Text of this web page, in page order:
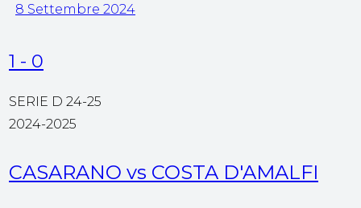
8 Settembre 2024
1 - 0
SERIE D 24-25
2024-2025
CASARANO vs COSTA D'AMALFI